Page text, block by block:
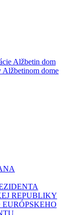
Alžbetin dom
dome
REPUBLIKY